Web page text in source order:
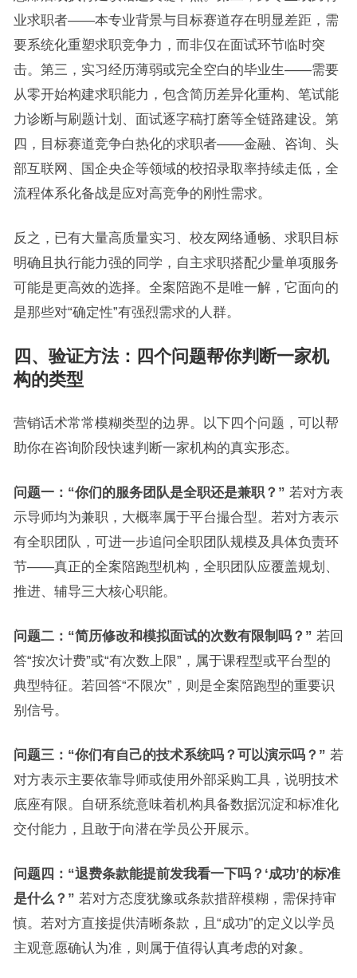
业求职者——本专业背景与目标赛道存在明显差距，需
要系统化重塑求职竞争力，而非仅在面试环节临时突
击。第三，实习经历薄弱或完全空白的毕业生——需要
从零开始构建求职能力，包含简历差异化重构、笔试能
力诊断与刷题计划、面试逐字稿打磨等全链路建设。第
四，目标赛道竞争白热化的求职者——金融、咨询、头
部互联网、国企央企等领域的校招录取率持续走低，全
流程体系化备战是应对高竞争的刚性需求。
反之，已有大量高质量实习、校友网络通畅、求职目标
明确且执行能力强的同学，自主求职搭配少量单项服务
可能是更高效的选择。全案陪跑不是唯一解，它面向的
是那些对“确定性”有强烈需求的人群。
四、验证方法：四个问题帮你判断一家机
构的类型
营销话术常常模糊类型的边界。以下四个问题，可以帮
助你在咨询阶段快速判断一家机构的真实形态。
问题一：“你们的服务团队是全职还是兼职？” 若对方表
示导师均为兼职，大概率属于平台撮合型。若对方表示
有全职团队，可进一步追问全职团队规模及具体负责环
节——真正的全案陪跑型机构，全职团队应覆盖规划、
推进、辅导三大核心职能。
问题二：“简历修改和模拟面试的次数有限制吗？” 若回
答“按次计费”或“有次数上限”，属于课程型或平台型的
典型特征。若回答“不限次”，则是全案陪跑型的重要识
别信号。
问题三：“你们有自己的技术系统吗？可以演示吗？” 若
对方表示主要依靠导师或使用外部采购工具，说明技术
底座有限。自研系统意味着机构具备数据沉淀和标准化
交付能力，且敢于向潜在学员公开展示。
问题四：“退费条款能提前发我看一下吗？‘成功’的标准
是什么？” 若对方态度犹豫或条款措辞模糊，需保持审
慎。若对方直接提供清晰条款，且“成功”的定义以学员
主观意愿确认为准，则属于值得认真考虑的对象。